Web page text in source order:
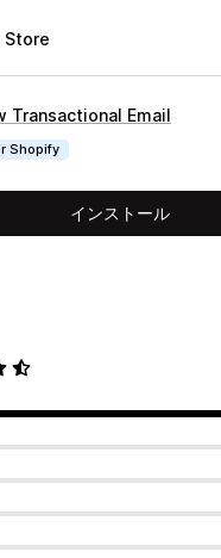
Store
Transactional Email
Shopify
インストール